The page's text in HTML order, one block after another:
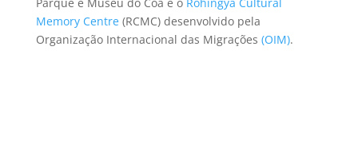
Memory Centre (RCMC) desenvolvido pela
Organização Internacional das Migrações (OIM).